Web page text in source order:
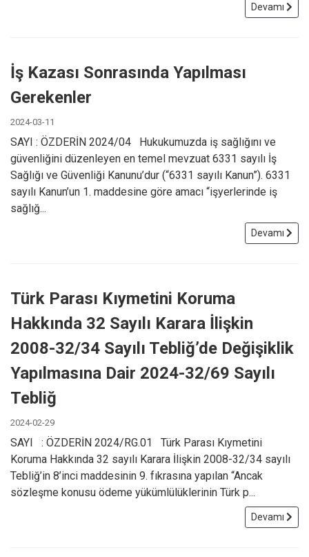
Devamı
İş Kazası Sonrasında Yapılması
Gerekenler
2024-03-11
SAYI : ÖZDERİN 2024/04 Hukukumuzda iş sağlığını ve
güvenliğini düzenleyen en temel mevzuat 6331 sayılı İş
Sağlığı ve Güvenliği Kanunu’dur (“6331 sayılı Kanun”). 6331
sayılı Kanun’un 1. maddesine göre amacı “işyerlerinde iş
sağlığ...
Devamı
Türk Parası Kıymetini Koruma
Hakkında 32 Sayılı Karara İlişkin
2008-32/34 Sayılı Tebliğ’de Değişiklik
Yapılmasına Dair 2024-32/69 Sayılı
Tebliğ
2024-02-29
SAYI : ÖZDERİN 2024/RG.01 Türk Parası Kıymetini
Koruma Hakkında 32 sayılı Karara İlişkin 2008-32/34 sayılı
Tebliğ’in 8’inci maddesinin 9. fıkrasına yapılan “Ancak
sözleşme konusu ödeme yükümlülüklerinin Türk p...
Devamı